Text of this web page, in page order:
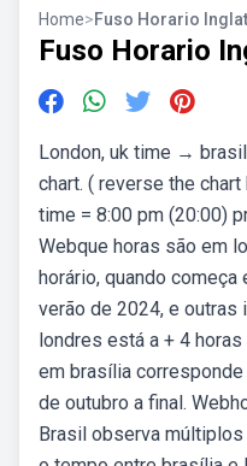
Home>Fuso Horario
Fuso Horario
London, uk time →
chart. ( reverse the
time = 8:00 pm (20:00)
Webque horas são em
horário, quando começa
verão de 2024, e outras
londres está a + 4
em brasília
de outubro a final.
Brasil observa